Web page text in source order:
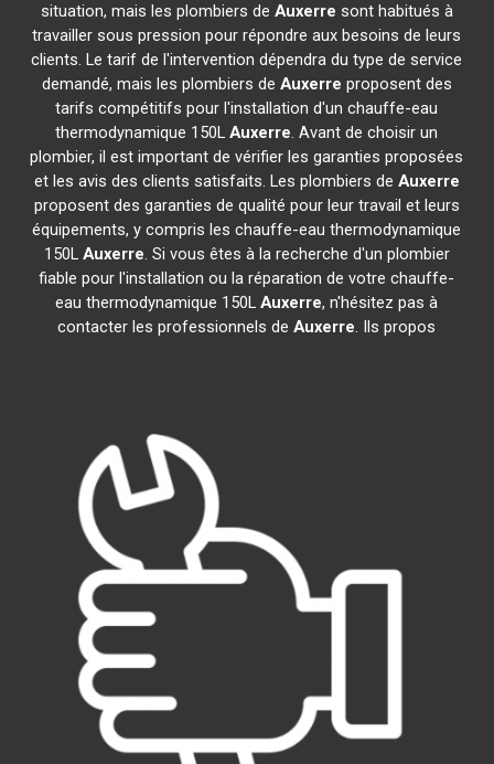
situation, mais les plombiers de Auxerre sont habitués à
travailler sous pression pour répondre aux besoins de leurs
clients. Le tarif de l'intervention dépendra du type de service
demandé, mais les plombiers de Auxerre proposent des
tarifs compétitifs pour l'installation d'un chauffe-eau
thermodynamique 150LAuxerre. Avant de choisir un
plombier, il est important de vérifier les garanties proposées
et les avis des clients satisfaits. Les plombiers de Auxerre
proposent des garanties de qualité pour leur travail et leurs
équipements, y compris les chauffe-eau thermodynamique
150L Auxerre. Si vous êtes à la recherche d'un plombier
fiable pour l'installation ou la réparation de votre chauffe-
eau thermodynamique 150LAuxerre, n'hésitez pas à
contacter les professionnels deAuxerre. Ils propos